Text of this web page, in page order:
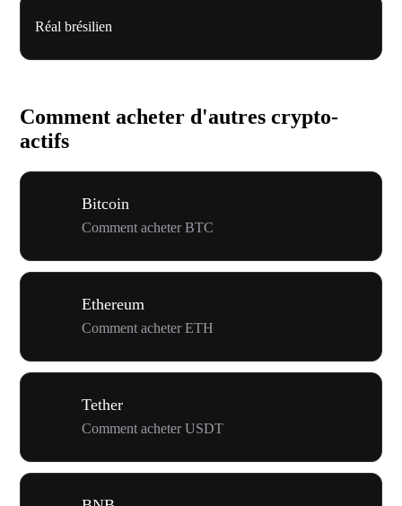
Réal brésilien
Comment acheter d'autres crypto-
actifs
Bitcoin
Comment acheter BTC
Ethereum
Comment acheter ETH
Tether
Comment acheter USDT